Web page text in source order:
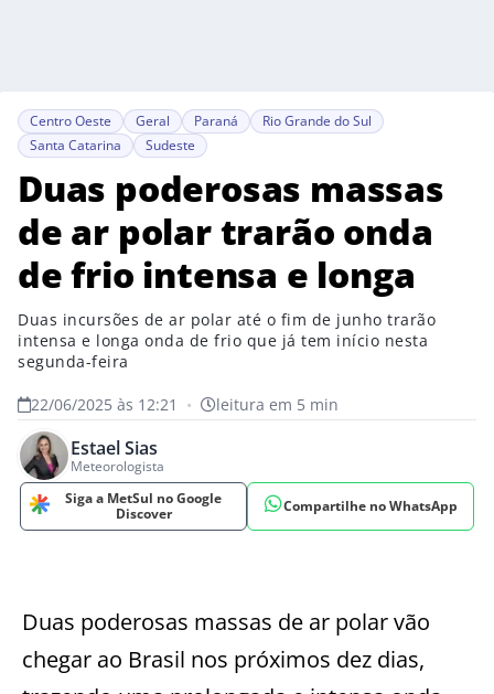
Centro Oeste Geral Paraná
Rio Grande do Sul
Santa Catarina
Sudeste
Duas poderosas massas
de ar polar trarão onda
de frio intensa e longa
Duas incursões de ar polar até o fim de junho trarão
intensa e longa onda de frio que já tem início nesta
segunda-feira
22/06/2025 às 12:21 • leitura em 5 min
Estael Sias
Meteorologista
Siga a MetSul no Google
Discover
Compartilhe no WhatsApp
Duas poderosas massas de ar polar vão
chegar ao Brasil nos próximos dez dias,